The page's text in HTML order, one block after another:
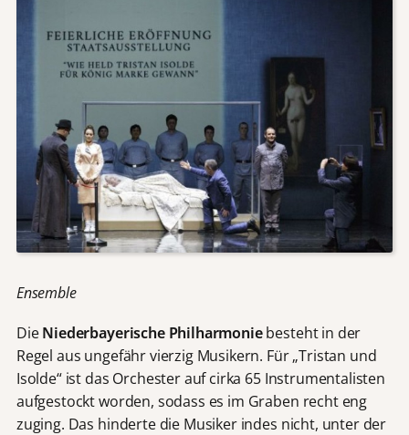
Ensemble
DieNiederbayerische Philharmoniebesteht in der
Regel aus ungefähr vierzig Musikern. Für „Tristan und
Isolde“ ist das Orchester auf cirka 65 Instrumentalisten
aufgestockt worden, sodass es im Graben recht eng
zuging. Das hinderte die Musiker indes nicht, unter der